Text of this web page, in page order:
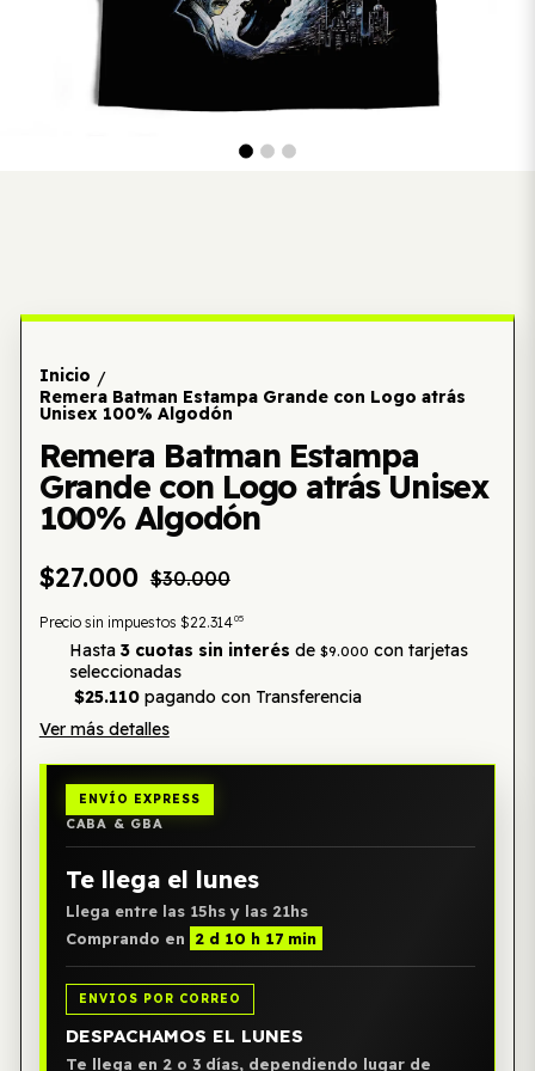
Inicio /
Remera Batman Estampa Grande con Logo atrás
Unisex 100% Algodón
Remera Batman Estampa
Grande con Logo atrás Unisex
100% Algodón
$27.000 $30.000
Precio sin impuestos $22.31405
Hasta 3 cuotas sin interés de $9.000 con tarjetas
seleccionadas
$25.110pagando con Transferencia
Ver más detalles
ENVÍO EXPRESS
CABA & GBA
Te llega el lunes
Llega entre las 15hs y las 21hs
Comprando en
2 d 10 h 17 min
ENVIOS POR CORREO
DESPACHAMOS EL LUNES
Te llega en 2 o 3 días, dependiendo lugar de